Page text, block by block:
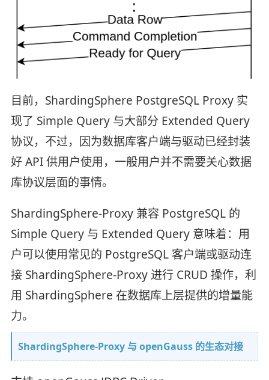
目前，ShardingSphere PostgreSQL Proxy 实
现了 Simple Query 与大部分 Extended Query
协议，不过，因为数据库客户端与驱动已经封装
好 API 供用户使用，一般用户并不需要关心数据
库协议层面的事情。
ShardingSphere-Proxy 兼容 PostgreSQL 的
Simple Query 与 Extended Query 意味着：用
户可以使用常见的 PostgreSQL 客户端或驱动连
接 ShardingSphere-Proxy 进行 CRUD 操作，利
用 ShardingSphere 在数据库上层提供的增量能
力。
ShardingSphere-Proxy 与 openGauss 的生态对接